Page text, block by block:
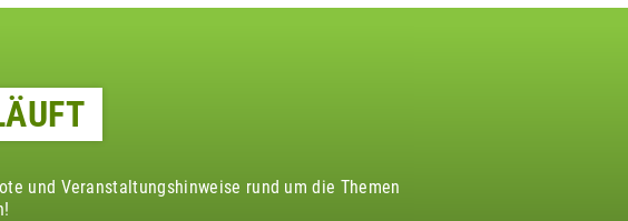
und Veranstaltungshinweise rund um die Themen